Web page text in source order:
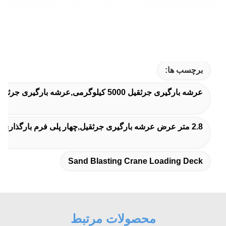
برچسب ها:
عرشه بارگیری جرثقیل 5000 کیلوگرمی,عرشه بارگیری جرثقیل 5 تن,عرشه بارگیری جرثقیل سند بلاست
2.8 متر عرض عرشه بارگیری جرثقیل,چهار پلی فرم بارگذاری جرثقیل,دو پلاتفرم بارگذاری جرثقیل
Sand Blasting Crane Loading Deck
محصولات مرتبط